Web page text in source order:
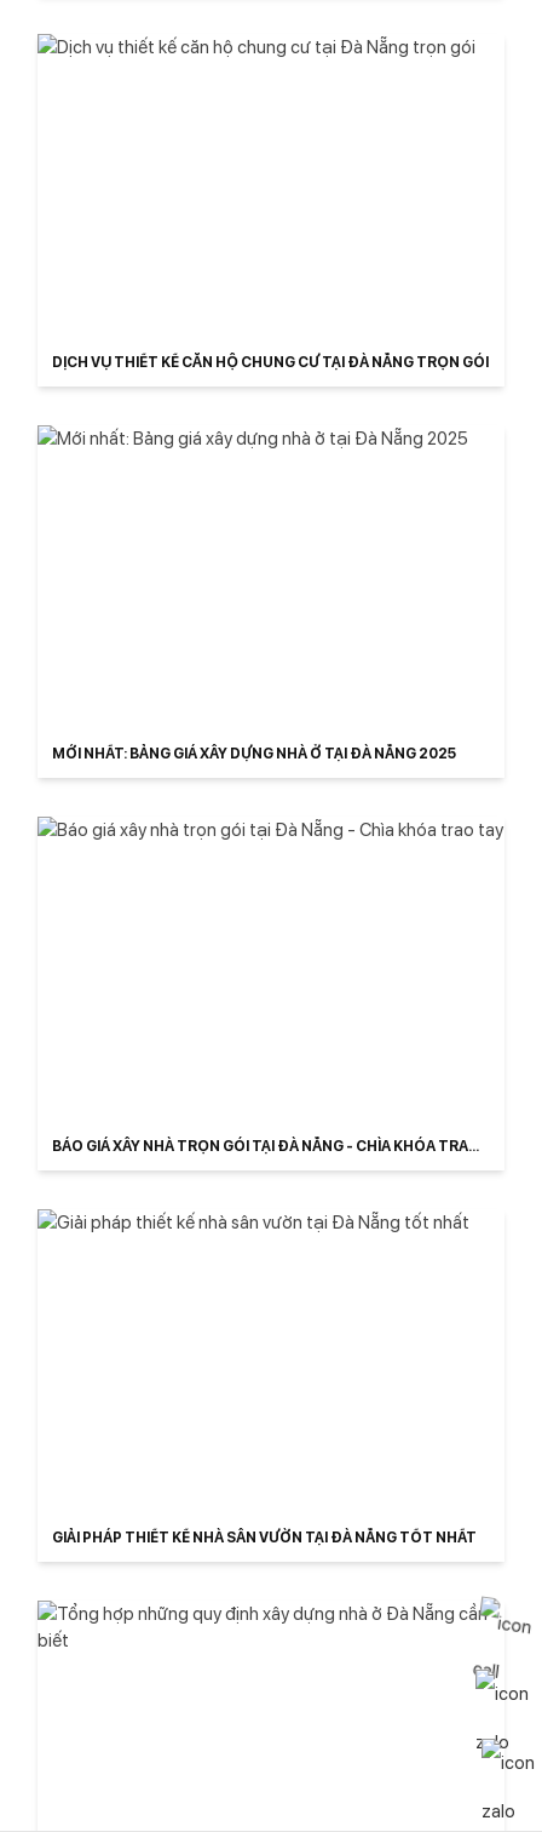
DỊCH VỤ THIẾT KẾ CĂN HỘ CHUNG CƯ TẠI ĐÀ NẴNG TRỌN GÓI
MỚI NHẤT: BẢNG GIÁ XÂY DỰNG NHÀ Ở TẠI ĐÀ NẴNG 2025
BÁO GIÁ XÂY NHÀ TRỌN GÓI TẠI ĐÀ NẴNG - CHÌA KHÓA TRAO
GIẢI PHÁP THIẾT KẾ NHÀ SÂN VƯỜN TẠI ĐÀ NẴNG TỐT NHẤT